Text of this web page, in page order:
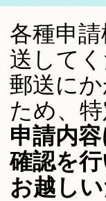
各種申
送してく
郵送に
ため、
申請内
確認を
お越し